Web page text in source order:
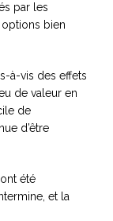
par les
options bien
à-vis des effets
de valeur en
de
d’être
été
et la